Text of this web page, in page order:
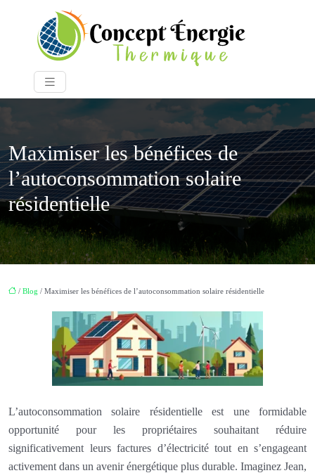
Maximiser les bénéfices de
l’autoconsommation solaire
résidentielle
/ Blog / Maximiser les bénéfices de l’autoconsommation solaire résidentielle
L’autoconsommation solaire résidentielle est une formidable
opportunité pour les propriétaires souhaitant réduire
significativement leurs factures d’électricité tout en s’engageant
activement dans un avenir énergétique plus durable. Imaginez Jean,